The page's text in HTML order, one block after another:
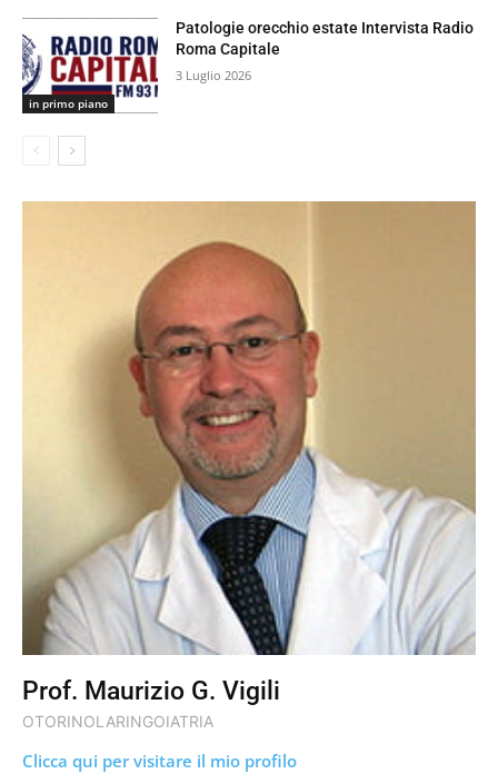
in primo piano
Patologie orecchio estate Intervista Radio
Roma Capitale
3 Luglio 2026
Prof. Maurizio G. Vigili
OTORINOLARINGOIATRIA
Clicca qui per visitare il mio profilo